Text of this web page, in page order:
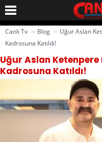
Canlı Tv ›› Blog ›› Uğur Aslan
Kadrosuna Katıldı!
Uğur Aslan
Kadrosuna Katıldı!